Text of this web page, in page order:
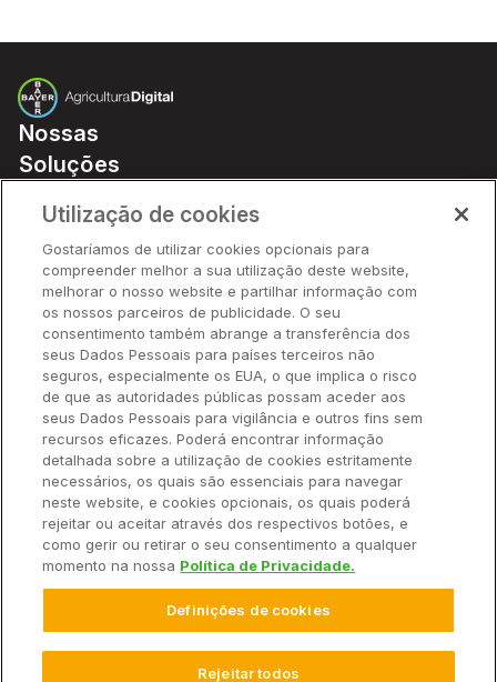
Nossas
Soluções
Parceiros
Hardware
Ajuda Rápida
Recursos
Empresa
Contato
© 2025 Climate LLC. Todos os direitos reservados.
Declaração de Privacidade Perguntas e Respostas
Isenção de Responsabilidade
Utilização de cookies
Gostaríamos de utilizar cookies opcionais para
compreender melhor a sua utilização deste website,
melhorar o nosso website e partilhar informação com
os nossos parceiros de publicidade. O seu
consentimento também abrange a transferência dos
seus Dados Pessoais para países terceiros não
seguros, especialmente os EUA, o que implica o risco
de que as autoridades públicas possam aceder aos
seus Dados Pessoais para vigilância e outros fins sem
recursos eficazes. Poderá encontrar informação
detalhada sobre a utilização de cookies estritamente
necessários, os quais são essenciais para navegar
neste website, e cookies opcionais, os quais poderá
rejeitar ou aceitar através dos respectivos botões, e
como gerir ou retirar o seu consentimento a qualquer
momento na nossa Política de Privacidade.
Definições de cookies
Rejeitar todos